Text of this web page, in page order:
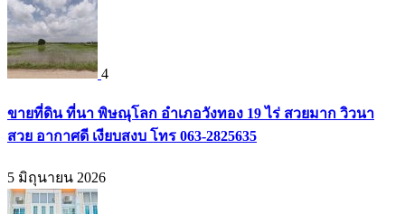
4
ขายที่ดิน ที่นา พิษณุโลก อำเภอวังทอง 19 ไร่ สวยมาก วิวนา
สวย อากาศดี เงียบสงบ โทร 063-2825635
5 มิถุนายน 2026